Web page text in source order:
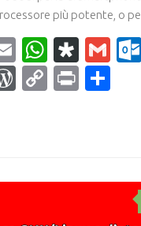
più potente, o
Email
WordPress
CopyPrint